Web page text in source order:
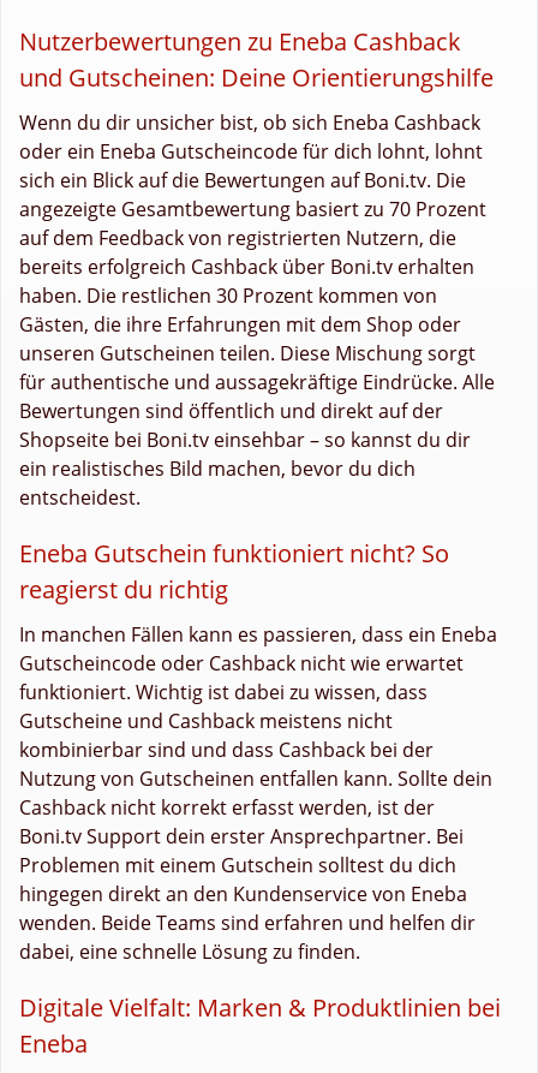
Nutzerbewertungen zu Eneba Cashback
und Gutscheinen: Deine Orientierungshilfe
Wenn du dir unsicher bist, ob sich Eneba Cashback
oder ein Eneba Gutscheincode für dich lohnt, lohnt
sich ein Blick auf die Bewertungen auf Boni.tv. Die
angezeigte Gesamtbewertung basiert zu 70 Prozent
auf dem Feedback von registrierten Nutzern, die
bereits erfolgreich Cashback über Boni.tv erhalten
haben. Die restlichen 30 Prozent kommen von
Gästen, die ihre Erfahrungen mit dem Shop oder
unseren Gutscheinen teilen. Diese Mischung sorgt
für authentische und aussagekräftige Eindrücke. Alle
Bewertungen sind öffentlich und direkt auf der
Shopseite bei Boni.tv einsehbar – so kannst du dir
ein realistisches Bild machen, bevor du dich
entscheidest.
Eneba Gutschein funktioniert nicht? So
reagierst du richtig
In manchen Fällen kann es passieren, dass ein Eneba
Gutscheincode oder Cashback nicht wie erwartet
funktioniert. Wichtig ist dabei zu wissen, dass
Gutscheine und Cashback meistens nicht
kombinierbar sind und dass Cashback bei der
Nutzung von Gutscheinen entfallen kann. Sollte dein
Cashback nicht korrekt erfasst werden, ist der
Boni.tv Support dein erster Ansprechpartner. Bei
Problemen mit einem Gutschein solltest du dich
hingegen direkt an den Kundenservice von Eneba
wenden. Beide Teams sind erfahren und helfen dir
dabei, eine schnelle Lösung zu finden.
Digitale Vielfalt: Marken & Produktlinien bei
Eneba